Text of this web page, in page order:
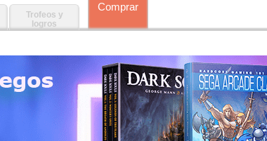
Trofeos y
logros
Comprar